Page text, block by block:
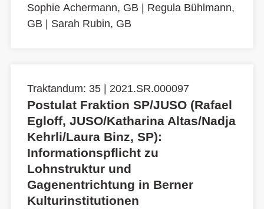
Sophie Achermann, GB
Regula Bühlmann,
GB
Sarah Rubin, GB
Traktandum: 35 | 2021.SR.000097
Postulat Fraktion SP/JUSO (Rafael
Egloff, JUSO/Katharina Altas/Nadja
Kehrli/Laura Binz, SP):
Informationspflicht zu
Lohnstruktur und
Gagenentrichtung in Berner
Kulturinstitutionen